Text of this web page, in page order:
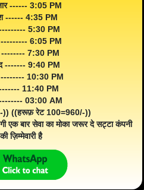
------ 3:05 PM
------ 4:35 PM
5:30 PM
--------- 6:05 PM
-------- 7:30 PM
------- 9:40 PM
-------- 10:30 PM
11:40 PM
03:00 AM
)) ((हरूफ़ रेट 100=960/-))
एक बार सेवा का मोका जरूर दे सट्टा कंपनी
ज़िम्मेवारी है